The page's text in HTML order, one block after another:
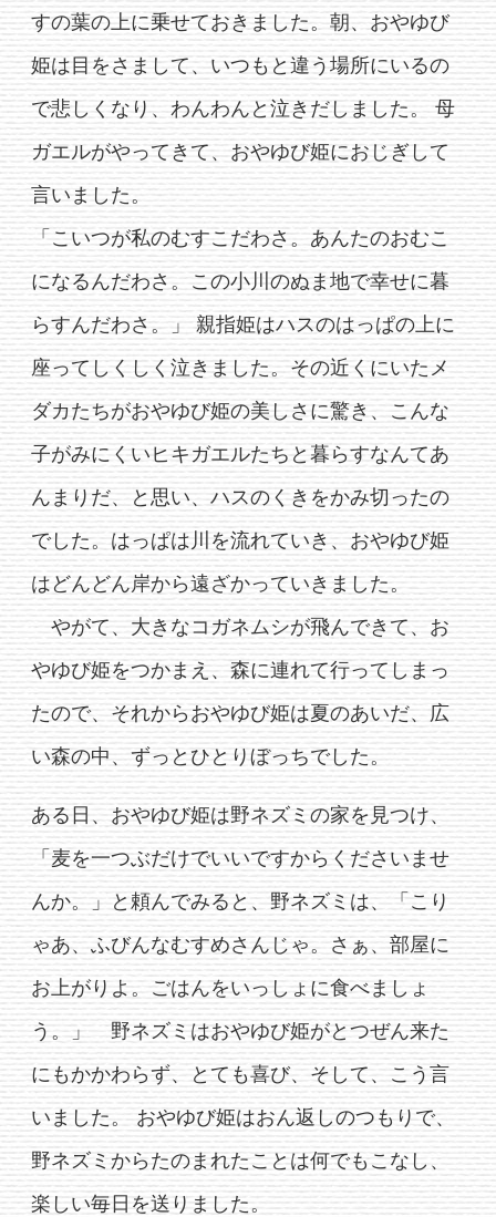
すの葉の上に乗せておきました。朝、おやゆび
姫は目をさまして、いつもと違う場所にいるの
で悲しくなり、わんわんと泣きだしました。 母
ガエルがやってきて、おやゆび姫におじぎして
言いました。
「こいつが私のむすこだわさ。あんたのおむこ
になるんだわさ。この小川のぬま地で幸せに暮
らすんだわさ。」 親指姫はハスのはっぱの上に
座ってしくしく泣きました。その近くにいたメ
ダカたちがおやゆび姫の美しさに驚き、こんな
子がみにくいヒキガエルたちと暮らすなんてあ
んまりだ、と思い、ハスのくきをかみ切ったの
でした。はっぱは川を流れていき、おやゆび姫
はどんどん岸から遠ざかっていきました。
やがて、大きなコガネムシが飛んできて、お
やゆび姫をつかまえ、森に連れて行ってしまっ
たので、それからおやゆび姫は夏のあいだ、広
い森の中、ずっとひとりぼっちでした。
ある日、おやゆび姫は野ネズミの家を見つけ、
「麦を一つぶだけでいいですからくださいませ
んか。」と頼んでみると、野ネズミは、「こり
ゃあ、ふびんなむすめさんじゃ。さぁ、部屋に
お上がりよ。ごはんをいっしょに食べましょ
う。」 野ネズミはおやゆび姫がとつぜん来た
にもかかわらず、とても喜び、そして、こう言
いました。 おやゆび姫はおん返しのつもりで、
野ネズミからたのまれたことは何でもこなし、
楽しい毎日を送りました。